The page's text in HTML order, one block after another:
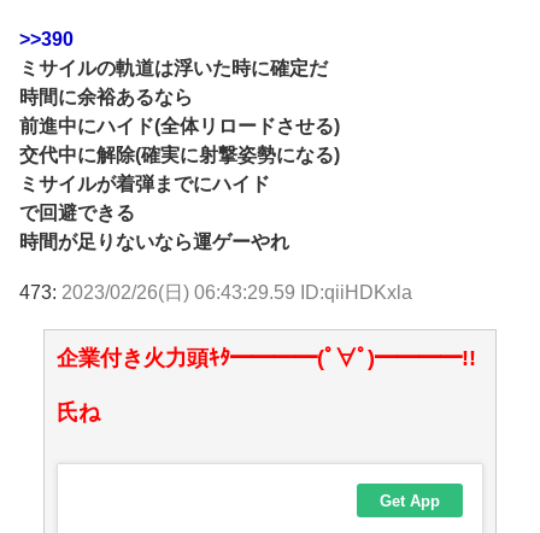
>>390
ミサイルの軌道は浮いた時に確定だ
時間に余裕あるなら
前進中にハイド(全体リロードさせる)
交代中に解除(確実に射撃姿勢になる)
ミサイルが着弾までにハイド
で回避できる
時間が足りないなら運ゲーやれ
473: 2023/02/26(日) 06:43:29.59 ID:qiiHDKxla
企業付き火力頭ｷﾀ━━━━(ﾟ∀ﾟ)━━━━!!
氏ね